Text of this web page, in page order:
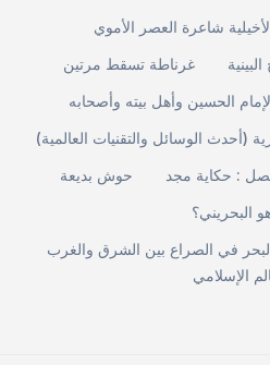
شاعرة العصر الأموي
غرناطة تسقط مرتين
الحسين وأهل بيته وأصحابه
(أحدث الوسائل والتقنيات العالمية)
حوش بديعة
: حكاية مجد
البحريني؟
في الصراع بين الشرق والغرب
الإسلامي